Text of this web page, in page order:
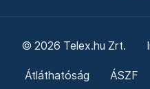
© 2026 Telex.hu Zrt.
Átláthatóság ÁSZF